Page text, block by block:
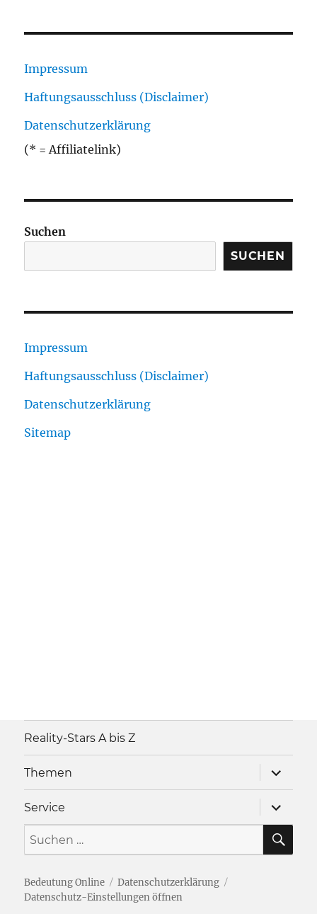
Impressum
Haftungsausschluss (Disclaimer)
Datenschutzerklärung
(* = Affiliatelink)
Suchen
SUCHEN
Impressum
Haftungsausschluss (Disclaimer)
Datenschutzerklärung
Sitemap
Reality-Stars A bis Z
Themen
anzeigen
Service
anzeigen
Suche
nach:
Bedeutung Online
Datenschutzerklärung
Datenschutz-Einstellungen öffnen